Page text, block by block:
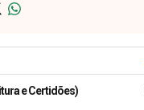
e Certidões)